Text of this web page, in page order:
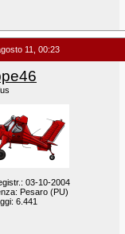
11, 00:23
03-10-2004
Pesaro (PU)
6.441